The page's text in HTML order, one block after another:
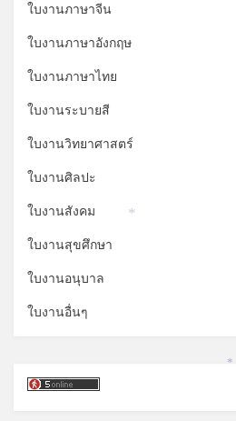
ใบงานภาษาจีน
ใบงานภาษาอังกฤษ
ใบงานภาษาไทย
ใบงานระบายสี
ใบงานวิทยาศาสตร์
ใบงานศิลปะ
ใบงานสังคม
ใบงานสุขศึกษา
ใบงานอนุบาล
ใบงานอื่นๆ